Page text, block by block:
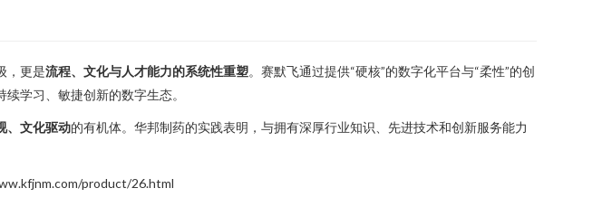
，更是流程、文化与人才能力的系统性重塑。赛默飞通过提供“硬核”的数字化平台与“柔性”的创
学习、敏捷创新的数字生态。
、文化驱动的有机体。华邦制药的实践表明，与拥有深厚行业知识、先进技术和创新服务能力
product/26.html